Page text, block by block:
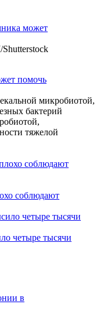
помочь
микробиотой,
бактерий
тяжелой
соблюдают
четыре тысячи
v-svete/